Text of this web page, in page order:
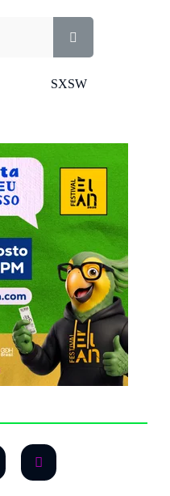
SXSW